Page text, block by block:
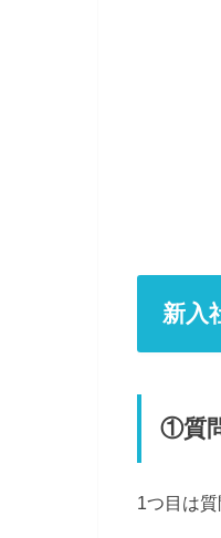
新入
①質
1つ目は質